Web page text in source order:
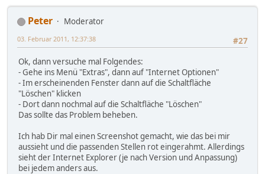
Peter
Moderator
#27
03. Februar 2011, 12:37:38
Ok, dann versuche mal Folgendes:
- Gehe ins Menü "Extras", dann auf "Internet Optionen"
- Im erscheinenden Fenster dann auf die Schaltfläche
"Löschen" klicken
- Dort dann nochmal auf die Schaltfläche "Löschen"
Das sollte das Problem beheben.
Ich hab Dir mal einen Screenshot gemacht, wie das bei mir
aussieht und die passenden Stellen rot eingerahmt. Allerdings
sieht der Internet Explorer (je nach Version und Anpassung)
bei jedem anders aus.